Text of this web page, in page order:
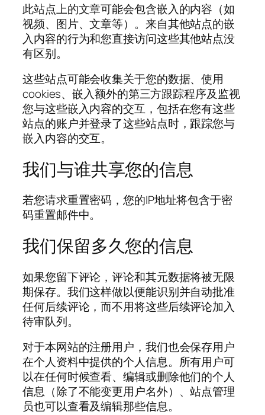
此站点上的文章可能会包含嵌入的内容（如
视频、图片、文章等）。来自其他站点的嵌
入内容的行为和您直接访问这些其他站点没
有区别。
这些站点可能会收集关于您的数据、使用
cookies、嵌入额外的第三方跟踪程序及监视
您与这些嵌入内容的交互，包括在您有这些
站点的账户并登录了这些站点时，跟踪您与
嵌入内容的交互。
我们与谁共享您的信息
若您请求重置密码，您的IP地址将包含于密
码重置邮件中。
我们保留多久您的信息
如果您留下评论，评论和其元数据将被无限
期保存。我们这样做以便能识别并自动批准
任何后续评论，而不用将这些后续评论加入
待审队列。
对于本网站的注册用户，我们也会保存用户
在个人资料中提供的个人信息。所有用户可
以在任何时候查看、编辑或删除他们的个人
信息（除了不能变更用户名外）、站点管理
员也可以查看及编辑那些信息。